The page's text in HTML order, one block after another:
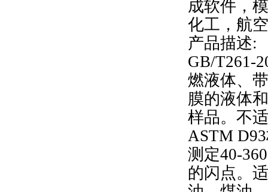
成软件，
化工，航
产品描述:
GB/T261-
燃液体、
膜的液体
样品。不
ASTM
测定40-
的闪点。